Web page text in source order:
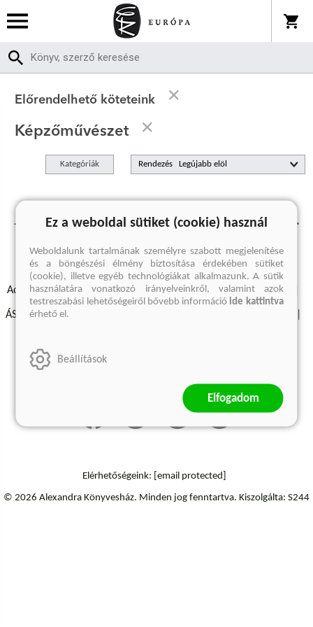
Előrendelhető köteteink
Képzőművészet
Kategóriák Rendezés
Jelenleg nincs előrendelhető termékünk.
Adatvédelmi szabályzatok Elállási felmondási nyilatkozat
ÁSZF - Vásárlási feltételek
Szállítási információk
Elérhetőségeink: [email protected]
© 2026 Alexandra Könyvesház. Minden jog fenntartva. Kiszolgálta: S244
Ez a weboldal sütiket (cookie) használ
Weboldalunk tartalmának személyre szabott megjelenítése
és a böngészési élmény biztosítása érdekében sütiket
(cookie), illetve egyéb technológiákat alkalmazunk. A sütik
használatára vonatkozó irányelveinkről, valamint azok
testreszabási lehetőségeiről bővebb információide kattintva
érhető el.
Beállítások
Elfogadom